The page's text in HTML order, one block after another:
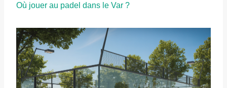
Où jouer au padel dans le Var ?